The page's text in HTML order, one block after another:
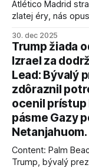
Atlético Madrid
zlatej éry, nás
30. dec 2025
Trump žiada
Izrael za
Lead: Bývalý
zdôraznil
ocenil prístup
pásme Gazy
Netanjahuom.
Content: Palm
Trump, bývalý